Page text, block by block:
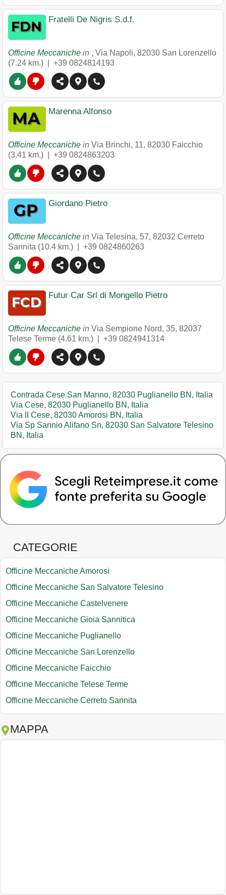
Fratelli De Nigris S.d.f.
Officine Meccaniche in , Via Napoli, 82030 San Lorenzello
(7.24 km.) | +39 0824814193
Marenna Alfonso
Officine Meccaniche in Via Brinchi, 11, 82030 Faicchio
(3.41 km.) | +39 0824863203
Giordano Pietro
Officine Meccaniche in Via Telesina, 57, 82032 Cerreto
Sannita (10.4 km.) | +39 0824860263
Futur Car Srl di Mongello Pietro
Officine Meccaniche in Via Sempione Nord, 35, 82037
Telese Terme (4.61 km.) | +39 0824941314
Contrada Cese San Manno, 82030 Puglianello BN, Italia
Via Cese, 82030 Puglianello BN, Italia
Via II Cese, 82030 Amorosi BN, Italia
Via Sp Sannio Alifano Sn, 82030 San Salvatore Telesino
BN, Italia
CATEGORIE
Officine Meccaniche Amorosi
Officine Meccaniche San Salvatore Telesino
Officine Meccaniche Castelvenere
Officine Meccaniche Gioia Sannitica
Officine Meccaniche Puglianello
Officine Meccaniche San Lorenzello
Officine Meccaniche Faicchio
Officine Meccaniche Telese Terme
Officine Meccaniche Cerreto Sannita
MAPPA